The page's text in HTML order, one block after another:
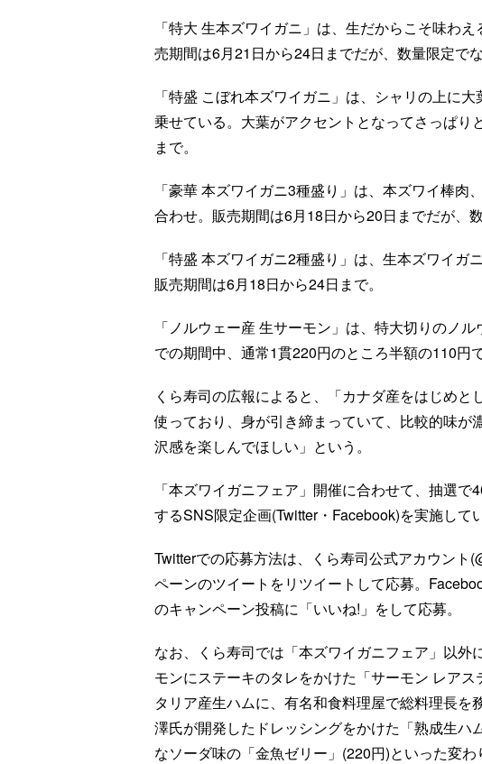
「特大 生本ズワイガニ」は、生だからこそ味わ
売期間は6月21日から24日までだが、数量限定で
「特盛 こぼれ本ズワイガニ」は、シャリの上に
乗せている。大葉がアクセントとなってさっぱり
まで。
「豪華 本ズワイガニ3種盛り」は、本ズワイ棒肉
合わせ。販売期間は6月18日から20日までだが、
「特盛 本ズワイガニ2種盛り」は、生本ズワイガ
販売期間は6月18日から24日まで。
「ノルウェー産 生サーモン」は、特大切りのノ
での期間中、通常1貫220円のところ半額の110円
くら寿司の広報によると、「カナダ産をはじめ
使っており、身が引き締まっていて、比較的味
沢感を楽しんでほしい」という。
「本ズワイガニフェア」開催に合わせて、抽選
するSNS限定企画(Twitter・Facebook)を実施して
Twitterでの応募方法は、くら寿司公式アカウント
ペーンのツイートをリツイートして応募。
のキャンペーン投稿に「いいね!」をして応募。
なお、くら寿司では「本ズワイガニフェア」以
モンにステーキのタレをかけた「サーモン レア
タリア産生ハムに、有名和食料理屋で総料理長
澤氏が開発したドレッシングをかけた「熟成生ハ
なソーダ味の「金魚ゼリー」(220円)といった変